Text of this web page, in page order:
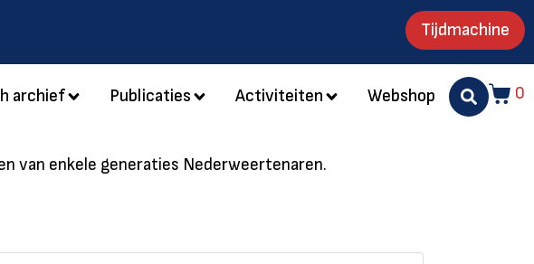
Tijdmachine
archief Publicaties Activiteiten Webshop 0
van enkele generaties Nederweertenaren.